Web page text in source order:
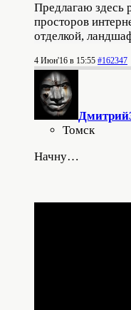
Предлагаю здесь
просторов
отделкой,
4 Июн'16 в 15:55 #162347
Томск
Начну…